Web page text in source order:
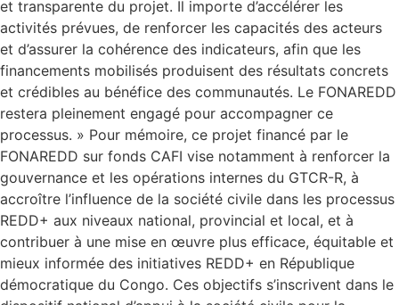
et transparente du projet. Il importe d’accélérer les
activités prévues, de renforcer les capacités des acteurs
et d’assurer la cohérence des indicateurs, afin que les
financements mobilisés produisent des résultats concrets
et crédibles au bénéfice des communautés. Le FONAREDD
restera pleinement engagé pour accompagner ce
processus. » Pour mémoire, ce projet financé par le
FONAREDD sur fonds CAFI vise notamment à renforcer la
gouvernance et les opérations internes du GTCR-R, à
accroître l’influence de la société civile dans les processus
REDD+ aux niveaux national, provincial et local, et à
contribuer à une mise en œuvre plus efficace, équitable et
mieux informée des initiatives REDD+ en République
démocratique du Congo. Ces objectifs s’inscrivent dans le